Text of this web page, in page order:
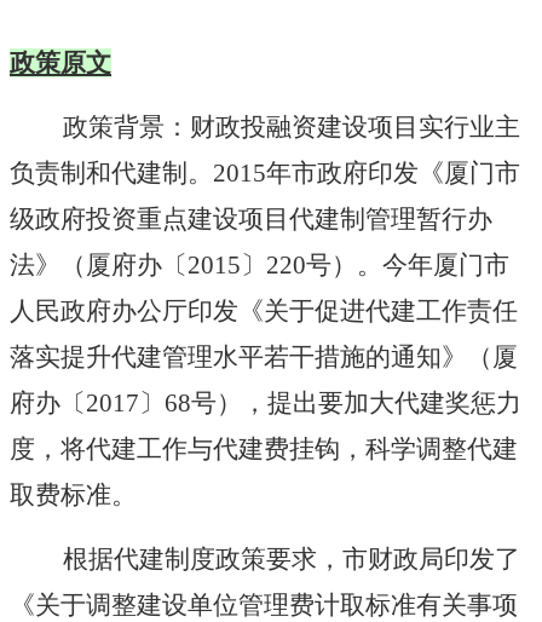
政策原文
政策背景 ：财政投融资建设项目实行业主
负责制和代建制。 2015年市政府印发《厦门市
级政府投资重点建设项目代建制管理暂行办
法》（厦府办〔2015〕 220号）。今年厦门市
人民政府办公厅印发《关于促进代建工作责任
落实提升代建管理水平若干措施的通知》（厦
府办〔2017〕 68号），提出要加大代建奖惩力
度，将代建工作与代建费挂钩，科学调整代建
取费标准。
根据代建制度政策要求，市财政局印发了
《关于调整建设单位管理费计取标准有关事项